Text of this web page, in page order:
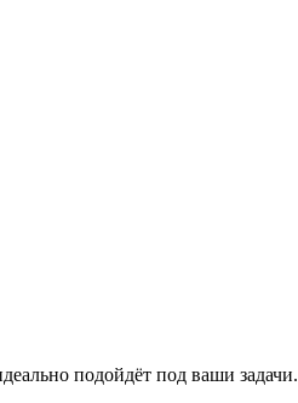
подойдёт под ваши задачи.